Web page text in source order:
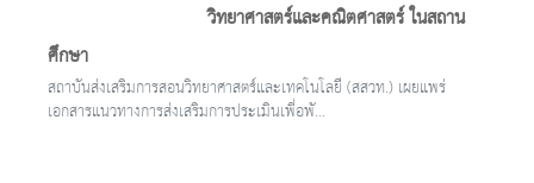
วิทยาศาสตร์และคณิตศาสตร์ ในสถาน
ศึกษา
สถาบันส่งเสริมการสอนวิทยาศาสตร์และเทคโนโลยี (สสวท.) เผยแพร่
เอกสารแนวทางการส่งเสริมการประเมินเพื่อพั...